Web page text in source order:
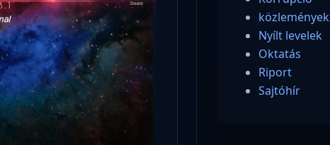
közlemények
Nyílt levelek
Oktatás
Riport
Sajtóhír